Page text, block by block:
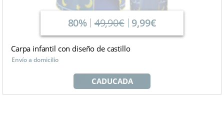
80% 49,90€ 9,99€
Carpa infantil con diseño de castillo
Envío a domicilio
CADUCADA